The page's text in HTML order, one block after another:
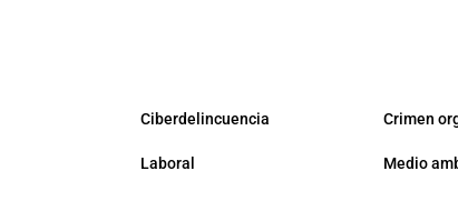
Ciberdelincuencia Crimen
Laboral Medio